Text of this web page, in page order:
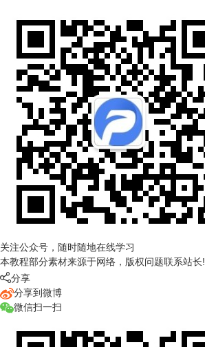
关注公众号，随时随地在线学习
本教程部分素材来源于网络，版权问题联系站长!
分享
分享到微博
微信扫一扫